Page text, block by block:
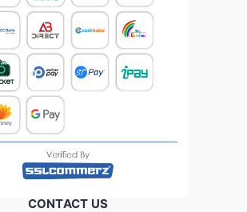
CONTACT US